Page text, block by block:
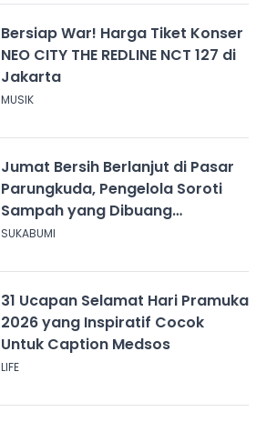
Bersiap War! Harga Tiket Konser
NEO CITY THE REDLINE NCT 127 di
Jakarta
MUSIK
Jumat Bersih Berlanjut di Pasar
Parungkuda, Pengelola Soroti
Sampah yang Dibuang
Sembarangan
SUKABUMI
31 Ucapan Selamat Hari Pramuka
2026 yang Inspiratif Cocok
Untuk Caption Medsos
LIFE